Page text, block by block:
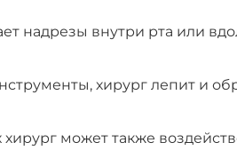
надрезы внутри рта или
хирург лепит и
может также